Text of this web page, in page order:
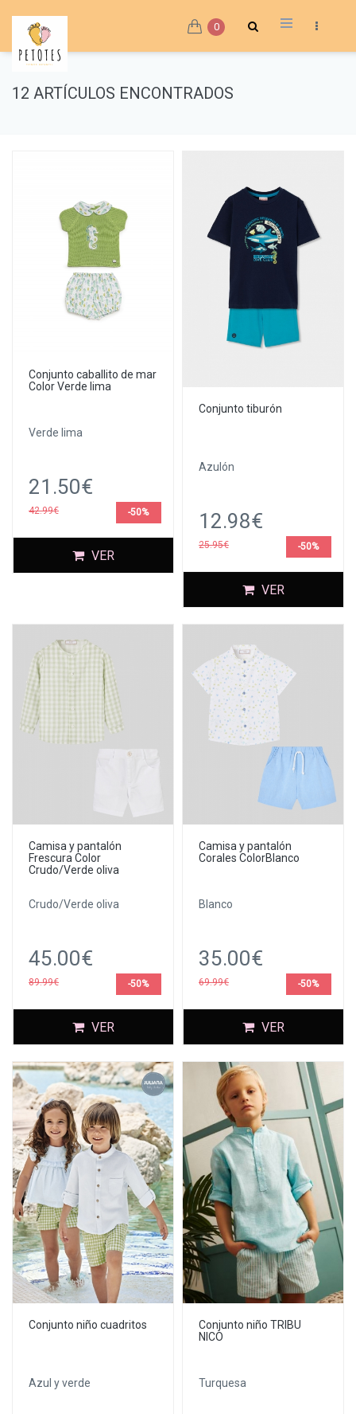
0
12 ARTÍCULOS ENCONTRADOS
Conjunto caballito de mar
Color Verde lima
Verde lima
21.50€
42.99€ -50%
VER
Conjunto tiburón
Azulón
12.98€
25.95€ -50%
VER
Camisa y pantalón
Frescura Color
Crudo/Verde oliva
Crudo/Verde oliva
45.00€
89.99€ -50%
VER
Camisa y pantalón
Corales ColorBlanco
Blanco
35.00€
69.99€ -50%
VER
Conjunto niño cuadritos
Azul y verde
Conjunto niño TRIBU
NICO
Turquesa